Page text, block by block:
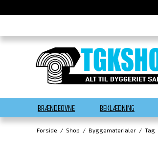
BRÆNDEOVNE BEKLÆDNING
Forside / Shop / Byggematerialer / Tag